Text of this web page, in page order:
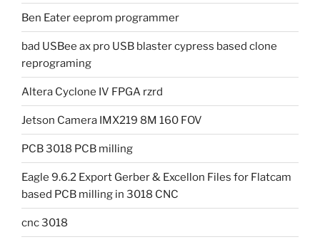
Ben Eater eeprom programmer
bad USBee ax pro USB blaster cypress based clone
reprograming
Altera Cyclone IV FPGA rzrd
Jetson Camera IMX219 8M 160 FOV
PCB 3018 PCB milling
Eagle 9.6.2 Export Gerber & Excellon Files for Flatcam
based PCB milling in 3018 CNC
cnc 3018